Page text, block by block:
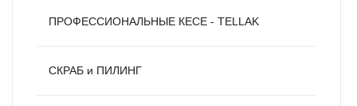
ПРОФЕССИОНАЛЬНЫЕ КЕСЕ - TELLAK
СКРАБ и ПИЛИНГ